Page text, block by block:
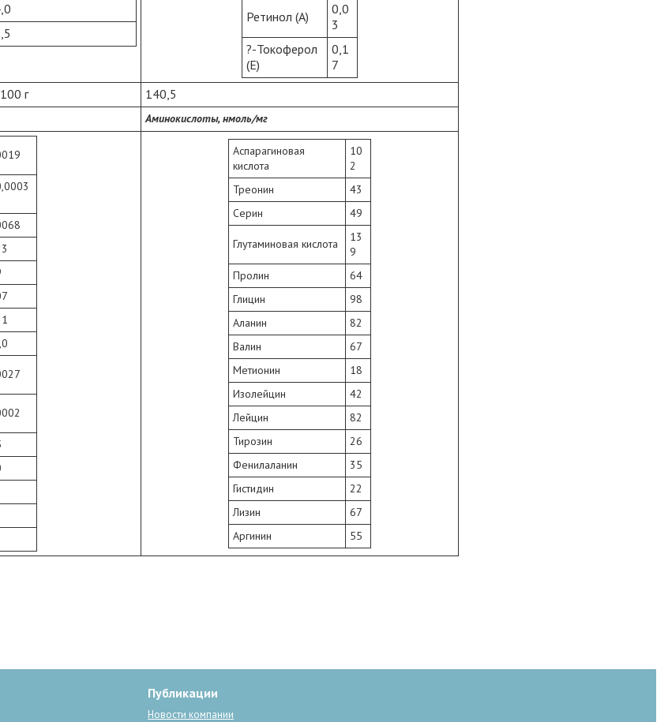
Ретинол (А)
0,0
3
?-Токоферол
(Е)
0,1
7
г
140,5
Аминокислоты, нмоль/мг
Аспарагиновая
кислота
10
2
Треонин
43
Серин
49
Глутаминовая кислота
13
9
Пролин
64
Глицин
98
Аланин
82
Валин
67
Метионин
18
Изолейцин
42
Лейцин
82
Тирозин
26
Фенилаланин
35
Гистидин
22
Лизин
67
Аргинин
55
Публикации
Новости компании